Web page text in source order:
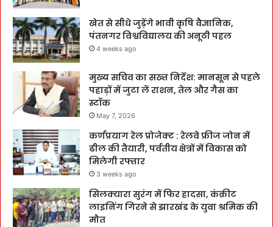
खेत से सीधे जुड़ेंगे भावी कृषि वैज्ञानिक,
पंतनगर विश्वविद्यालय की अनूठी पहल
4 weeks ago
मुख्य सचिव का सख्त निर्देश: मानसून से पहले
पहाड़ों में जुटा लें राशन, तेल और गैस का
स्टॉक
May 7, 2026
कर्णप्रयाग रेल प्रोजेक्ट : रेलवे फ्रीज जोन में
ढील की तैयारी, पर्वतीय क्षेत्रों में विकास को
मिलेगी रफ्तार
3 weeks ago
सिलक्यारा सुरंग में फिर हादसा, कंक्रीट
लाइनिंग गिरने से झारखंड के युवा श्रमिक की
मौत